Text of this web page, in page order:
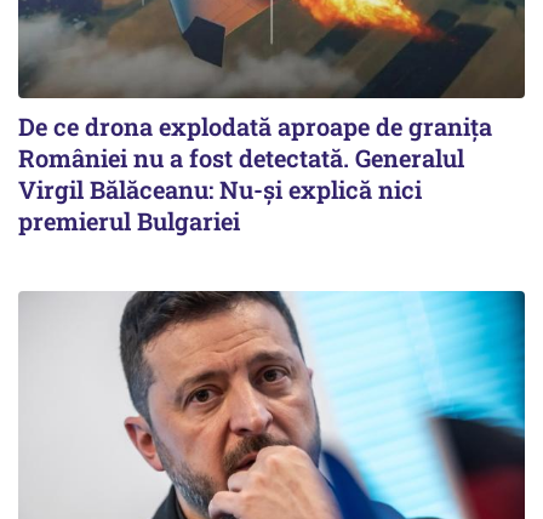
De ce drona explodată aproape de granița
României nu a fost detectată. Generalul
Virgil Bălăceanu: Nu-și explică nici
premierul Bulgariei